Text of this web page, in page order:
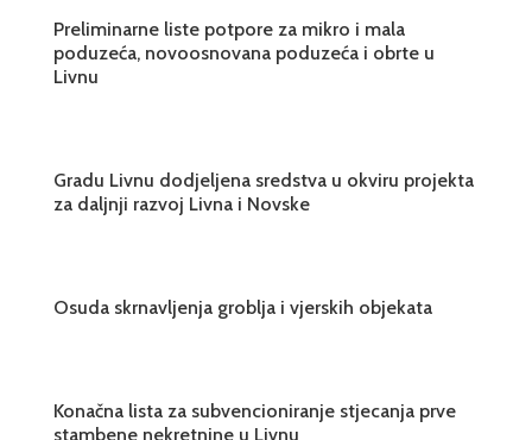
Preliminarne liste potpore za mikro i mala
poduzeća, novoosnovana poduzeća i obrte u
Livnu
Gradu Livnu dodjeljena sredstva u okviru projekta
za daljnji razvoj Livna i Novske
Osuda skrnavljenja groblja i vjerskih objekata
Konačna lista za subvencioniranje stjecanja prve
stambene nekretnine u Livnu